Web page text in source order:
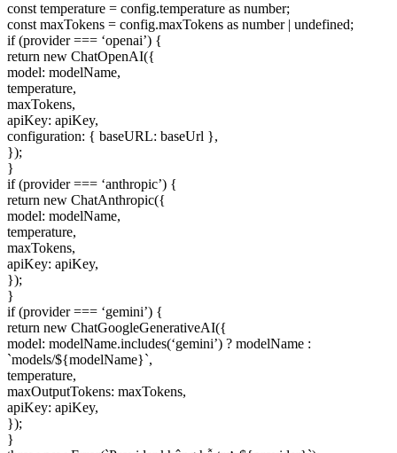
const temperature = config.temperature as number;
const maxTokens = config.maxTokens as number | undefined;
if (provider === ‘openai’) {
return new ChatOpenAI({
model: modelName,
temperature,
maxTokens,
apiKey: apiKey,
configuration: { baseURL: baseUrl },
});
}
if (provider === ‘anthropic’) {
return new ChatAnthropic({
model: modelName,
temperature,
maxTokens,
apiKey: apiKey,
});
}
if (provider === ‘gemini’) {
return new ChatGoogleGenerativeAI({
model: modelName.includes(‘gemini’) ? modelName :
`models/${modelName}`,
temperature,
maxOutputTokens: maxTokens,
apiKey: apiKey,
});
}